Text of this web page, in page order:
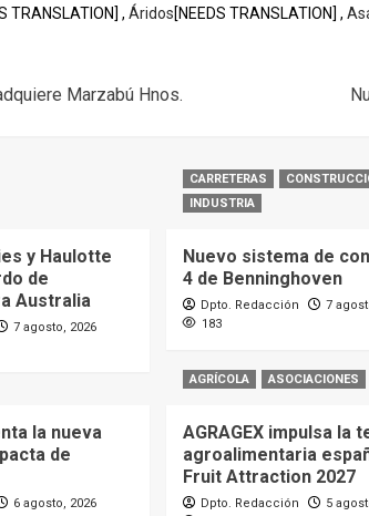
TRANSLATION] , Áridos[NEEDS TRANSLATION] ,
Marzabú Hnos.
y Haulotte
de
Australia
7 agosto, 2026
CARRETERAS
INDUSTRIA
Nuevo sistema de
4 de Benninghoven
Dpto. Redacción
7
183
la nueva
de
6 agosto, 2026
AGRÍCOLA ASOCIACIONES
AGRAGEX impulsa la
agroalimentaria
Fruit Attraction 2027
Dpto. Redacción
5